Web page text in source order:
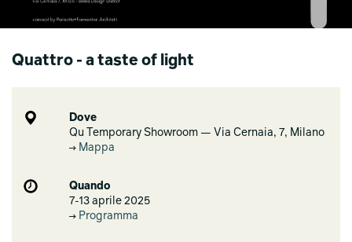
Quattro - a taste of light
Dove
Qu Temporary Showroom — Via Cernaia, 7, Milano
Mappa
Quando
7-13 aprile 2025
Programma